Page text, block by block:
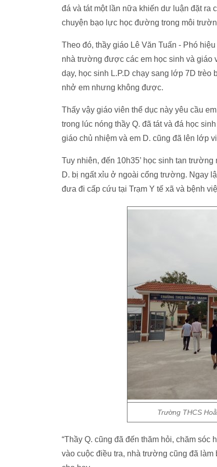
đá và tát một lần nữa khiến dư luận đặt ra
chuyện bạo lực học đường trong môi
Theo đó, thầy giáo Lê Văn Tuấn - Phó
nhà trường được các em học sinh và giáo
dạy, học sinh L.P.D chạy sang lớp 7D
nhở em nhưng không được.
Thấy vậy giáo viên thể dục này yêu cầu
trong lúc nóng thầy Q. đã tát và đá học
giáo chủ nhiệm và em D. cũng đã lên lớp
Tuy nhiên, đến 10h35’ học sinh tan
D. bị ngất xỉu ở ngoài cổng trường. Ngay
đưa đi cấp cứu tại Trạm Y tế xã và bệnh
Trường THCS
“Thầy Q. cũng đã đến thăm hỏi, chăm
vào cuộc điều tra, nhà trường cũng đã